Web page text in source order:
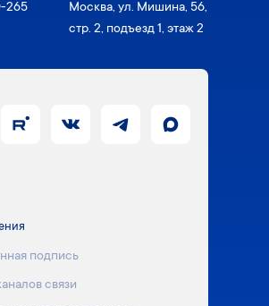
265
Москва, ул. Мишина, 56,
стр. 2, подъезд 1, этаж 2
подпись
связи